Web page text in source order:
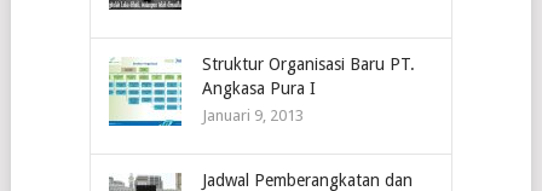
Struktur Organisasi Baru PT.
Angkasa Pura I
Januari 9, 2013
Jadwal Pemberangkatan dan